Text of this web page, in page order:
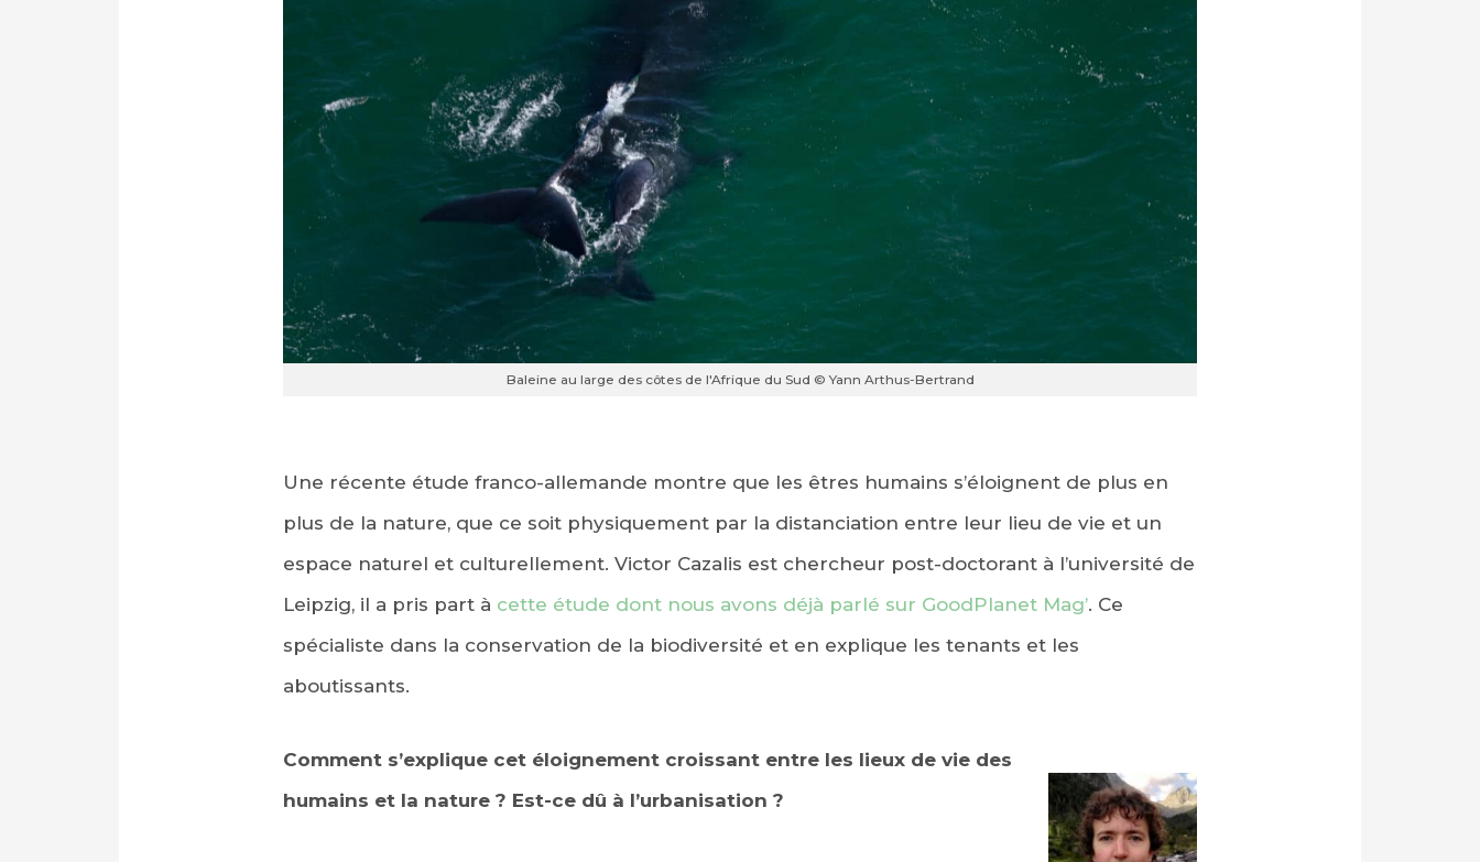
PARTAGER SUR FACEBOOK
PARTAGER SUR LINKEDIN
IMPRIMER
Baleine au large des côtes de l'Afrique du Sud © Yann Arthus-Bertrand
Une récente étude franco-allemande montre que les êtres humains s’éloignent de plus en
plus de la nature, que ce soit physiquement par la distanciation entre leur lieu de vie et un
espace naturel et culturellement. Victor Cazalis est chercheur post-doctorant à l’université de
Leipzig, il a pris part à cette étude dont nous avons déjà parlé sur GoodPlanet Mag’. Ce
spécialiste dans la conservation de la biodiversité et en explique les tenants et les
aboutissants.
Comment s’explique cet éloignement croissant entre les lieux de vie des
humains et la nature ? Est-ce dû à l’urbanisation ?